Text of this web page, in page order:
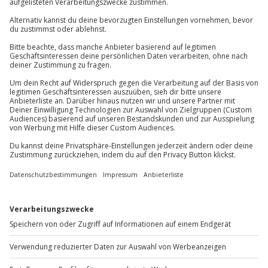
Teilnahmebedingungen
Körpergröße: mind. 1,60 m, max. 2,00 m
Gewicht: mind. 50, max. 110 kg
Keine Hinweise auf körperliche oder psychische
Beeinträchtigungen
Kein Alkohol-/Drogeneinfluss
Gültiger Führerschein der Klasse B (5 Jahre im
Besitz)
Kaution: 2000 Euro (in bar/Kreditkarte/EC-Karte)
Unterschriebener Haftungsausschluss
Bei Frost, Schnee oder Glatteis wird das Erlebnis
verschoben (die Entscheidung obliegt dem
Veranstalter)
Ausrüstung & Kleidung
089 / 70 80 90 55
Kontakt & FAQ
Jochen SchweizerGmbH
Mühldorfstraße 8
81671 München
Du erreichst uns telefonisch zu folgenden Zeiten,
außer an bundesweiten Feiertagen:
Mo-Fr: 8-20 Uhr | Sa: 10-16 Uhr
Du möchtest als Firma bestellen?
Sichere Dir attraktive Firmenkunden Vorteile.
+49 89 / 60 60 89 700